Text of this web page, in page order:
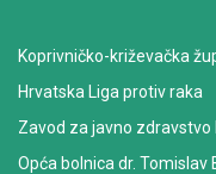
Koprivničko-križevačka
Hrvatska Liga protiv raka
Zavod za javno
Opća bolnica dr. Tomislav